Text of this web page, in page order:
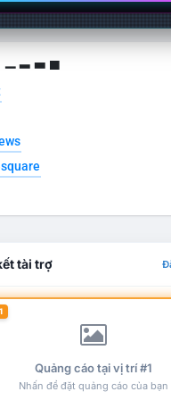
▁ ▂ ▃ ▄
tài trợ
Quảng cáo tại vị trí #1
Nhấn để đặt quảng cáo của bạn